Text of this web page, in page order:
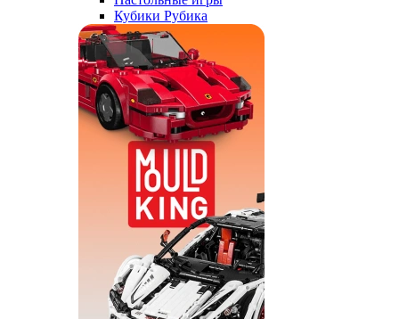
Кубики Рубика